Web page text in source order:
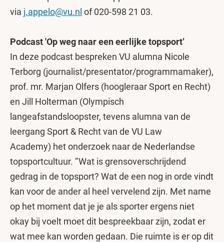
via j.appelo@vu.nl of 020-598 21 03.
Podcast 'Op weg naar een eerlijke topsport’
In deze podcast bespreken VU alumna Nicole
Terborg (journalist/presentator/programmamaker),
prof. mr. Marjan Olfers (hoogleraar Sport en Recht)
en Jill Holterman (Olympisch
langeafstandsloopster, tevens alumna van de
leergang Sport & Recht van de VU Law
Academy) het onderzoek naar de Nederlandse
topsportcultuur. ‘’Wat is grensoverschrijdend
gedrag in de topsport? Wat de een nog in orde vindt
kan voor de ander al heel vervelend zijn. Met name
op het moment dat je je als sporter ergens niet
okay bij voelt moet dit bespreekbaar zijn, zodat er
wat mee kan worden gedaan. Die ruimte is er op dit